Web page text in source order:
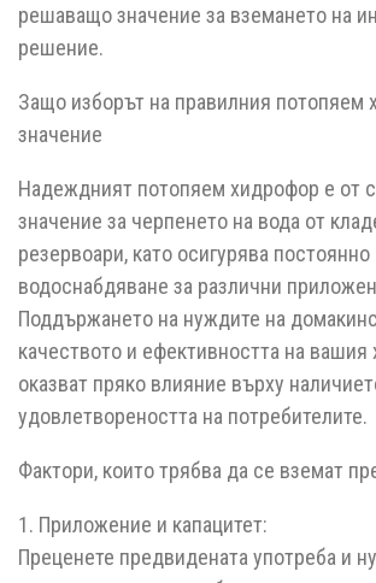
решаващо значение за вземането на
решение.
Защо изборът на правилния потопяем
значение
Надеждният потопяем хидрофор е от
значение за черпенето на вода от
резервоари, като осигурява постоянно
водоснабдяване за различни
Поддържането на нуждите на
качеството и ефективността на
оказват пряко влияние върху
удовлетвореността на потребителите.
Фактори, които трябва да се вземат
1. Приложение и капацитет:
Преценете предвидената употреба и